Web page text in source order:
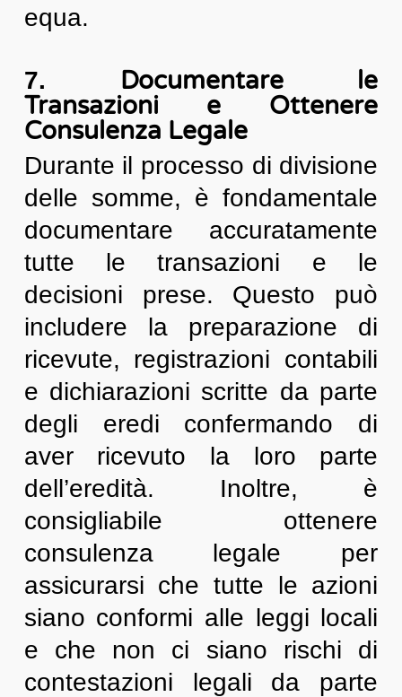
equa.
7. Documentare le
Transazioni e Ottenere
Consulenza Legale
Durante il processo di divisione
delle somme, è fondamentale
documentare accuratamente
tutte le transazioni e le
decisioni prese. Questo può
includere la preparazione di
ricevute, registrazioni contabili
e dichiarazioni scritte da parte
degli eredi confermando di
aver ricevuto la loro parte
dell’eredità. Inoltre, è
consigliabile ottenere
consulenza legale per
assicurarsi che tutte le azioni
siano conformi alle leggi locali
e che non ci siano rischi di
contestazioni legali da parte